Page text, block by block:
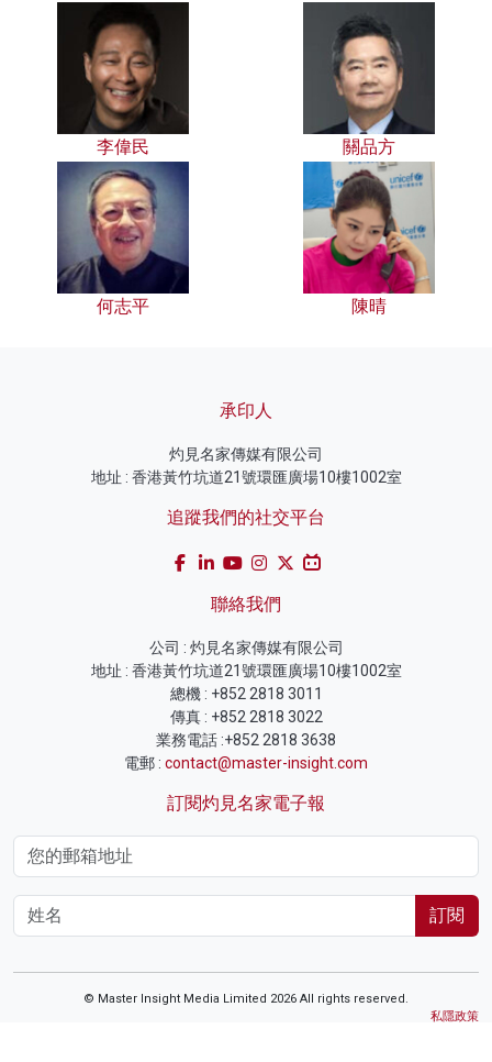
李偉民 關品方
何志平 陳晴
承印人
灼見名家傳媒有限公司
地址 : 香港黃竹坑道21號環匯廣場10樓1002室
追蹤我們的社交平台
聯絡我們
公司 : 灼見名家傳媒有限公司
地址 : 香港黃竹坑道21號環匯廣場10樓1002室
總機 : +852 2818 3011
傳真 : +852 2818 3022
業務電話 :+852 2818 3638
電郵 : contact@master-insight.com
訂閱灼見名家電子報
訂閱
© Master Insight Media Limited 2026 All rights reserved.
私隱政策